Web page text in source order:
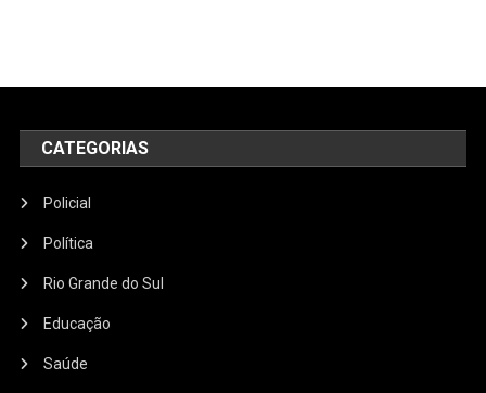
CATEGORIAS
Policial
Política
Rio Grande do Sul
Educação
Saúde